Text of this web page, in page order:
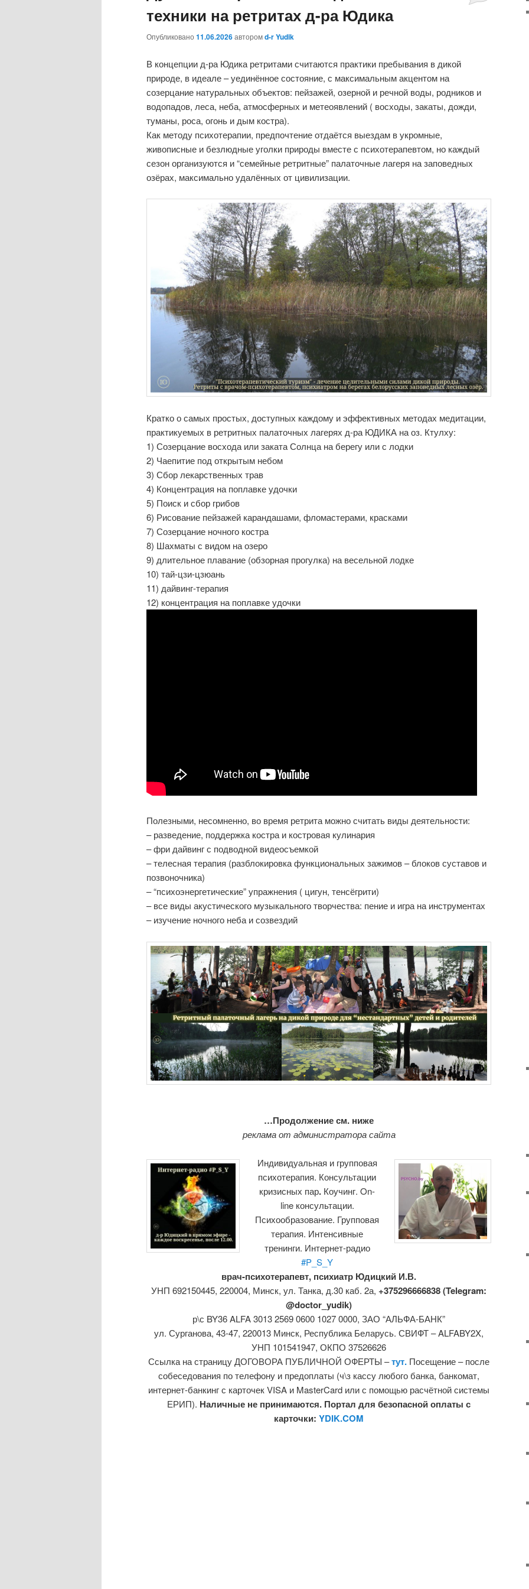
техники на ретритах д-ра Юдика
Опубликовано 11.06.2026авторомd-r Yudik
В концепции д-ра Юдика ретритами считаются практики пребывания в дикой
природе, в идеале – уединённое состояние, с максимальным акцентом на
созерцание натуральных объектов: пейзажей, озерной и речной воды, родников и
водопадов, леса, неба, атмосферных и метеоявлений ( восходы, закаты, дожди,
туманы, роса, огонь и дым костра).
Как методу психотерапии, предпочтение отдаётся выездам в укромные,
живописные и безлюдные уголки природы вместе с психотерапевтом, но каждый
сезон организуются и “семейные ретритные” палаточные лагеря на заповедных
озёрах, максимально удалённых от цивилизации.
Кратко о самых простых, доступных каждому и эффективных методах медитации,
практикуемых в ретритных палаточных лагерях д-ра ЮДИКА на оз. Ктулху:
1) Созерцание восхода или заката Солнца на берегу или с лодки
2) Чаепитие под открытым небом
3) Сбор лекарственных трав
4) Концентрация на поплавке удочки
5) Поиск и сбор грибов
6) Рисование пейзажей карандашами, фломастерами, красками
7) Созерцание ночного костра
8) Шахматы с видом на озеро
9) длительное плавание (обзорная прогулка) на весельной лодке
10) тай-цзи-цзюань
11) дайвинг-терапия
12) концентрация на поплавке удочки
Полезными, несомненно, во время ретрита можно считать виды деятельности:
– разведение, поддержка костра и костровая кулинария
– фри дайвинг с подводной видеосъемкой
– телесная терапия (разблокировка функциональных зажимов – блоков суставов и
позвоночника)
– “психоэнергетические” упражнения ( цигун, тенсёгрити)
– все виды акустического музыкального творчества: пение и игра на инструментах
– изучение ночного неба и созвездий
…Продолжение см. ниже
реклама от администратора сайта
Индивидуальная и групповая
психотерапия. Консультации
кризисных пар. Коучинг. On-
line консультации.
Психообразование. Групповая
терапия. Интенсивные
тренинги. Интернет-радио
#P_S_Y
врач-психотерапевт, психиатр Юдицкий И.В.
УНП 692150445, 220004, Минск, ул. Танка, д.30 каб. 2а, +375296666838 (Telegram:
@doctor_yudik)
р\с BY36 ALFA 3013 2569 0600 1027 0000, ЗАО “АЛЬФА-БАНК”
ул. Сурганова, 43-47, 220013 Минск, Республика Беларусь. СВИФТ – ALFABY2X,
УНП 101541947, ОКПО 37526626
Ссылка на страницу ДОГОВОРА ПУБЛИЧНОЙ ОФЕРТЫ –тут. Посещение – после
собеседования по телефону и предоплаты (ч\з кассу любого банка, банкомат,
интернет-банкинг с карточек VISA и MasterCard или с помощью расчётной системы
ЕРИП). Наличные не принимаются. Портал для безопасной оплаты с
карточки: YDIK.COM